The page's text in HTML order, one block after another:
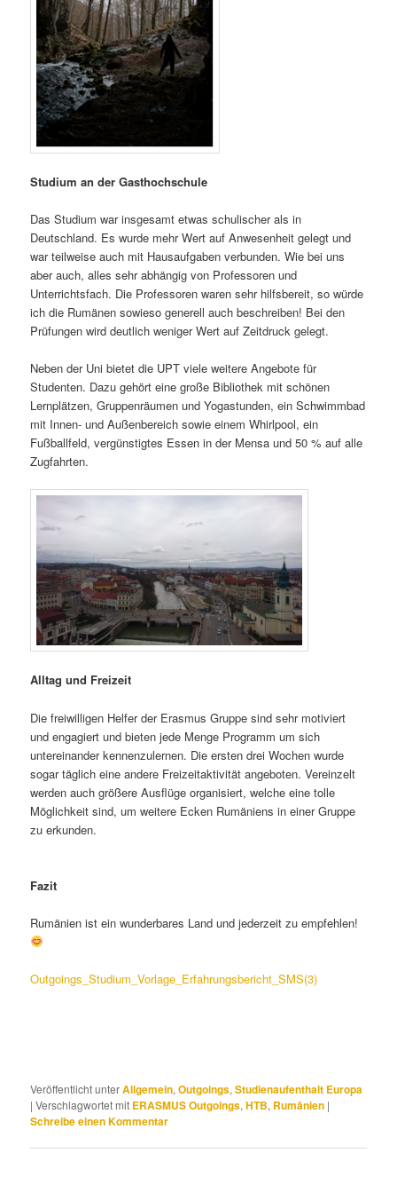
Studium an der Gasthochschule
Das Studium war insgesamt etwas schulischer als in
Deutschland. Es wurde mehr Wert auf Anwesenheit gelegt und
war teilweise auch mit Hausaufgaben verbunden. Wie bei uns
aber auch, alles sehr abhängig von Professoren und
Unterrichtsfach. Die Professoren waren sehr hilfsbereit, so würde
ich die Rumänen sowieso generell auch beschreiben! Bei den
Prüfungen wird deutlich weniger Wert auf Zeitdruck gelegt.
Neben der Uni bietet die UPT viele weitere Angebote für
Studenten. Dazu gehört eine große Bibliothek mit schönen
Lernplätzen, Gruppenräumen und Yogastunden, ein Schwimmbad
mit Innen- und Außenbereich sowie einem Whirlpool, ein
Fußballfeld, vergünstigtes Essen in der Mensa und 50 % auf alle
Zugfahrten.
Alltag und Freizeit
Die freiwilligen Helfer der Erasmus Gruppe sind sehr motiviert
und engagiert und bieten jede Menge Programm um sich
untereinander kennenzulernen. Die ersten drei Wochen wurde
sogar täglich eine andere Freizeitaktivität angeboten. Vereinzelt
werden auch größere Ausflüge organisiert, welche eine tolle
Möglichkeit sind, um weitere Ecken Rumäniens in einer Gruppe
zu erkunden.
Fazit
Rumänien ist ein wunderbares Land und jederzeit zu empfehlen!
Outgoings_Studium_Vorlage_Erfahrungsbericht_SMS(3)
Veröffentlicht unterAllgemein,Outgoings,Studienaufenthalt Europa
|Verschlagwortet mit ERASMUS Outgoings,HTB, Rumänien |
Schreibe einen Kommentar